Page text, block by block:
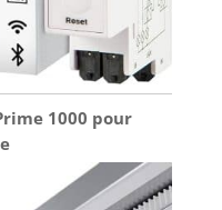
1000 pour